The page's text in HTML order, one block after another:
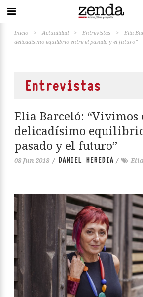
Inicio > Actualidad > Entrevistas >
Elia
delicadísimo equilibrio entre el pasado y el futuro”
Entrevistas
Elia Barceló: “Vivimos
delicadísimo
pasado y el futuro”
08 Jun 2018 / DANIEL HEREDIA /